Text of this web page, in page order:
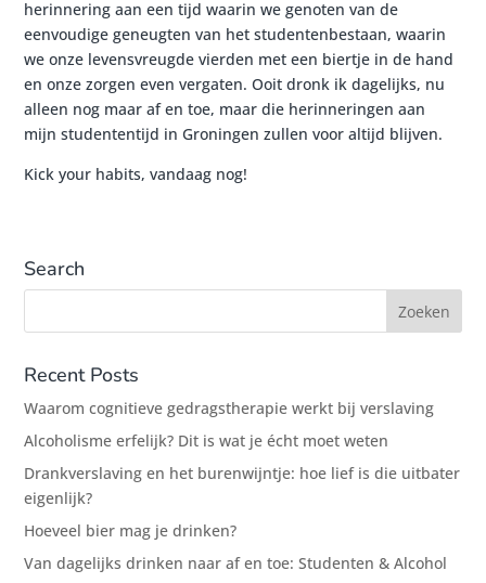
herinnering aan een tijd waarin we genoten van de
eenvoudige geneugten van het studentenbestaan, waarin
we onze levensvreugde vierden met een biertje in de hand
en onze zorgen even vergaten. Ooit dronk ik dagelijks, nu
alleen nog maar af en toe, maar die herinneringen aan
mijn studententijd in Groningen zullen voor altijd blijven.
Kick your habits, vandaag nog!
Search
Recent Posts
Waarom cognitieve gedragstherapie werkt bij verslaving
Alcoholisme erfelijk? Dit is wat je écht moet weten
Drankverslaving en het burenwijntje: hoe lief is die uitbater
eigenlijk?
Hoeveel bier mag je drinken?
Van dagelijks drinken naar af en toe: Studenten & Alcohol